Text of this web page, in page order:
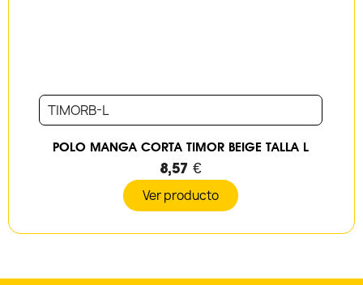
TIMORB-L
POLO MANGA CORTA TIMOR BEIGE TALLA L
8,57 €
Ver producto